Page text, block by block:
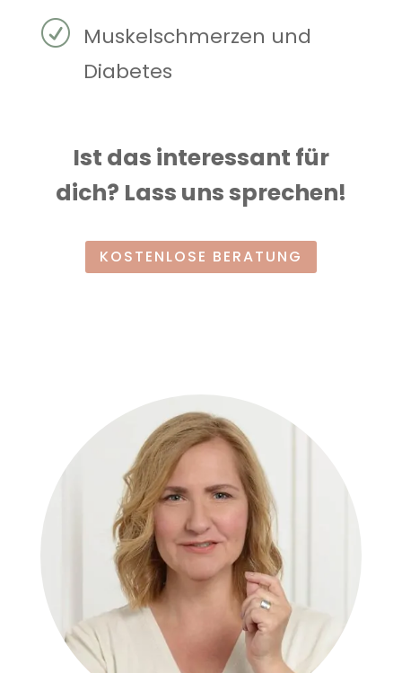
R Muskelschmerzen und
Diabetes
Ist das interessant für
dich? Lass uns sprechen!
KOSTENLOSE BERATUNG